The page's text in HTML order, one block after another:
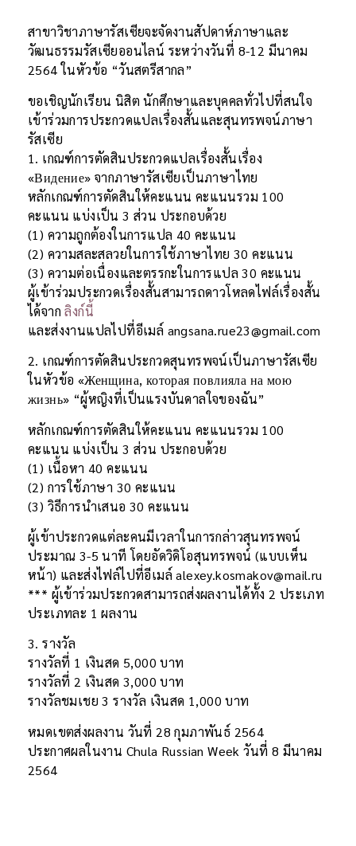
สาขาวิชาภาษารัสเซียจะจัดงานสัปดาห์ภาษาและ
วัฒนธรรมรัสเซียออนไลน์ ระหว่างวันที่ 8-12 มีนาคม
2564 ในหัวข้อ “วันสตรีสากล”
ขอเชิญนักเรียน นิสิต นักศึกษาและบุคคลทั่วไปที่สนใจ
เข้าร่วมการประกวดแปลเรื่องสั้นและสุนทรพจน์ภาษา
รัสเซีย
1. เกณฑ์การตัดสินประกวดแปลเรื่องสั้นเรื่อง
«Видение» จากภาษารัสเซียเป็นภาษาไทย
หลักเกณฑ์การตัดสินให้คะแนน คะแนนรวม 100
คะแนน แบ่งเป็น 3 ส่วน ประกอบด้วย
(1) ความถูกต้องในการแปล 40 คะแนน
(2) ความสละสลวยในการใช้ภาษาไทย 30 คะแนน
(3) ความต่อเนื่องและตรรกะในการแปล 30 คะแนน
ผู้เข้าร่วมประกวดเรื่องสั้นสามารถดาวโหลดไฟล์เรื่องสั้น
ได้จากลิงก์นี้
และส่งงานแปลไปที่อีเมล์ angsana.rue23@gmail.com
2. เกณฑ์การตัดสินประกวดสุนทรพจน์เป็นภาษารัสเซีย
ในหัวข้อ «Женщина, которая повлияла на мою
жизнь» “ผู้หญิงที่เป็นแรงบันดาลใจของฉัน”
หลักเกณฑ์การตัดสินให้คะแนน คะแนนรวม 100
คะแนน แบ่งเป็น 3 ส่วน ประกอบด้วย
(1) เนื้อหา 40 คะแนน
(2) การใช้ภาษา 30 คะแนน
(3) วิธีการนำเสนอ 30 คะแนน
ผู้เข้าประกวดแต่ละคนมีเวลาในการกล่าวสุนทรพจน์
ประมาณ 3-5 นาที โดยอัดวิดิโอสุนทรพจน์ (แบบเห็น
หน้า) และส่งไฟล์ไปที่อีเมล์ alexey.kosmakov@mail.ru
*** ผู้เข้าร่วมประกวดสามารถส่งผลงานได้ทั้ง 2 ประเภท
ประเภทละ 1 ผลงาน
3. รางวัล
รางวัลที่ 1 เงินสด 5,000 บาท
รางวัลที่ 2 เงินสด 3,000 บาท
รางวัลชมเชย 3 รางวัล เงินสด 1,000 บาท
หมดเขตส่งผลงาน วันที่ 28 กุมภาพันธ์ 2564
ประกาศผลในงาน Chula Russian Week วันที่ 8 มีนาคม
2564